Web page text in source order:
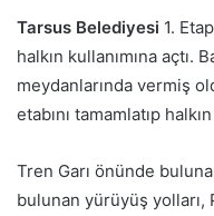
Tarsus Belediyesi 1. Etap
halkın kullanımına açtı.
meydanlarında vermiş
etabını tamamlatıp
Tren Garı önünde
bulunan yürüyüş